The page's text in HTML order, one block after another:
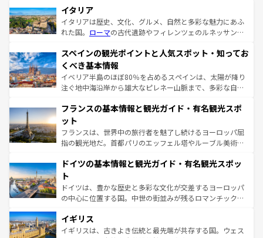
イタリア
イタリアは歴史、文化、グルメ、自然と多彩な魅力にあふ
れた国。 ローマの古代遺跡やフィレンツェのルネッサンス
ろん、トスカーナの美しい田園風景やアマルフィ海岸の絶
景など、自然景観も見逃せない。観光の合間には、本場の
ピザやパスタなど、絶品のイタリア料理を堪能することも
できる。朝目覚めてから夜眠るまで、すべての瞬間を楽し
なお、新着のイタリア情報はコンテンツ一覧を参照してほ
しい。
スペインの観光ポイントと人気スポット・知ってお
くべき基本情報
イベリア半島のほぼ80％を占めるスペインは、太陽が降り
注ぐ地中海沿岸から雄大なピレネー山脈まで、多彩な自然
文化が根付くこの国では、情熱的なフラメンコ、熱気あふ
れる闘牛、そして美味しいタパスが生活の一部となってい
る。首都マドリードの洗練された雰囲気や、バルセロナの
アートに溢れた街角から、地方では古代ローマ遺跡や中世
せる。地方によって風土や気候が異なるスペインはその個
ンテンツ一覧 を参照してほしい。
フランスの基本情報と観光ガイド・有名観光スポ
ット
フランスは、世界中の旅行者を魅了し続けるヨーロッパ屈
指の観光地だ。首都パリのエッフェル塔やルーブル美術館
で、幅広い魅力が詰まっている。華麗な宮殿、歴史的な大
聖堂、美しいビーチ、そして豊かな自然が、訪れる者を心
から魅了する。また、フランスは美食の国としても知ら
れ、フランス料理はユネスコ無形文化遺産にも登録されて
香り高いラベンダー畑など、多彩な楽しみ方が可能だ。さ
らに、パリ以外の地域にも魅力が溢れており、どの街角に
ドイツの基本情報と観光ガイド・有名観光スポッ
ト
ドイツは、豊かな歴史と多彩な文化が交差するヨーロッパ
の中心に位置する国。中世の街並みが残るロマンチック街
顔を持つこの国は、どこを歩いても飽きることがない。ベ
ルリンの文化的活気、バイエルン州のアルプスの絶景、そ
イギリス
イギリスは、古きよき伝統と最先端が共存する国。ウェス